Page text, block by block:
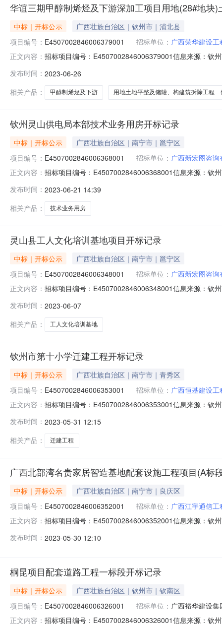
华谊三期甲醇制烯烃及下游深加工项目用地(28#地
中标｜开标公示
广西壮族自治区｜钦州市｜浦北县
项目编号： E4507002846006379001 招标单位： 广西荣华建设
正文内容： 招标项目编号：E4507002846006379001信息来源：钦
名称:广西荣华建设工程有限公司;项目负责人:;报价:0.00
发布时间： 2023-06-26
相关产品：
甲醇制烯烃及下游 用地土地平整及储罐、构建筑拆除工程
钦州灵山供电局本部技术业务用房开标记录
中标｜开标公示
广西壮族自治区｜南宁市｜邕宁区
项目编号： E4507002846006368001 招标单位： 广西新宏图咨
正文内容： 招标项目编号：E4507002846006368001信息来源：钦
金额:0.00元,投标文件递交时间:未上传,投标人名称:广西
发布时间： 2023-06-21 14:39
相关产品：
技术业务用房
灵山县工人文化培训基地项目开标记录
中标｜开标公示
广西壮族自治区｜南宁市｜邕宁区
项目编号： E4507002846006348001 招标单位： 广西新宏图咨
正文内容： 招标项目编号：E4507002846006348001信息来源：钦
额:0.00元,投标文件递交时间:未上传,投标人名称:广西贝
发布时间： 2023-06-07
相关产品：
工人文化培训基地
钦州市第十小学迁建工程开标记录
中标｜开标公示
广西壮族自治区｜南宁市｜青秀区
项目编号： E4507002846006353001 招标单位： 广西恒基建设
正文内容： 招标项目编号：E4507002846006353001信息来源：钦
额:0.00元,投标文件递交时间:未上传,投标人名称:广西新
发布时间： 2023-05-31 12:15
相关产品：
迁建工程
广西北部湾名贵家居智造基地配套设施工程项目(A
中标｜开标公示
广西壮族自治区｜南宁市｜良庆区
项目编号： E4507002846006352001 招标单位： 广西江宇通信
正文内容： 招标项目编号：E4507002846006352001信息来源：钦
江宇通信工程有限公司;项目负责人:;报价:0.00元/%;工期
发布时间： 2023-05-30 12:10
桐昆项目配套道路工程一标段开标记录
中标｜开标公示
广西壮族自治区｜钦州市｜钦南区
项目编号： E4507002846006326001 招标单位： 广西裕华建设
正文内容： 招标项目编号：E4507002846006326001信息来源：钦